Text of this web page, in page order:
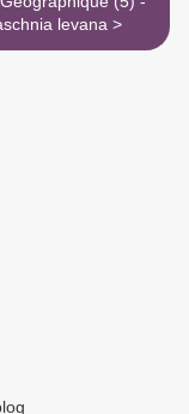
Araschnia levana >